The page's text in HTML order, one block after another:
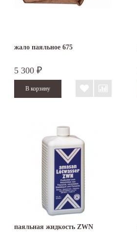
жало паяльное 675
5 300 ₽
паяльная жидкость ZWN